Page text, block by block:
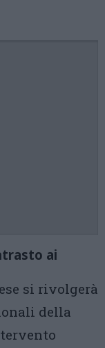
ai
si rivolgerà
della